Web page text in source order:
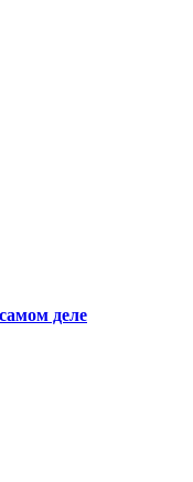
деле